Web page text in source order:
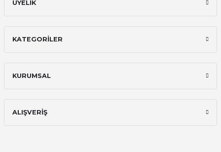
ÜYELİK
KATEGORİLER
KURUMSAL
ALIŞVERİŞ